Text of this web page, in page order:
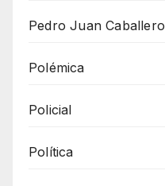
Pedro Juan Caballero
Polémica
Policial
Política